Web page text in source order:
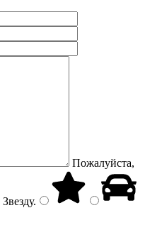
Пожалуйста,
Звезду.